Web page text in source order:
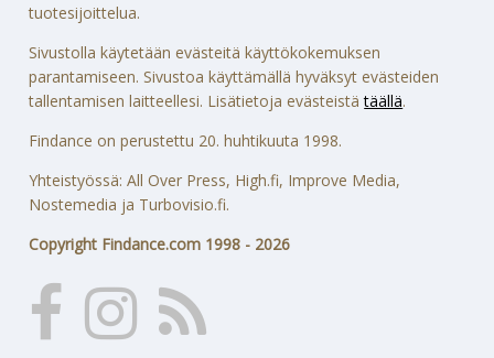
tuotesijoittelua.
Sivustolla käytetään evästeitä käyttökokemuksen
parantamiseen. Sivustoa käyttämällä hyväksyt evästeiden
tallentamisen laitteellesi. Lisätietoja evästeistätäällä.
Findance on perustettu 20. huhtikuuta 1998.
Yhteistyössä: All Over Press, High.fi, Improve Media,
Nostemedia ja Turbovisio.fi.
Copyright Findance.com 1998 - 2026